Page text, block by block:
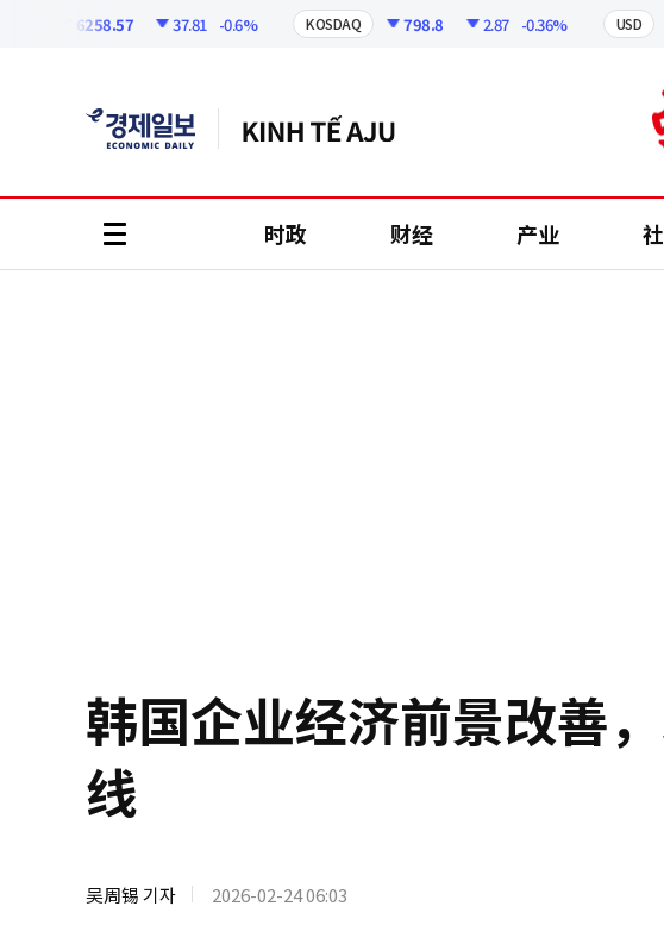
6258.57 37.81 -0.6% KOSDAQ 798.8 2.87 -0.36% USD
时政 财经 产业
韩国企业经济前景改善
线
吴周锡 기자 2026-02-24 06:03